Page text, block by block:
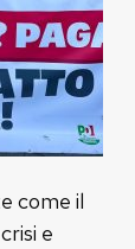
come il
e